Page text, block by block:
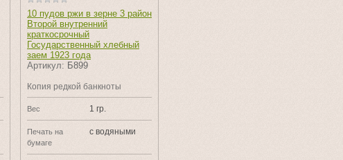
10 пудов ржи в зерне 3 район
Второй внутренний
краткосрочный
Государственный хлебный
заем 1923 года
Артикул: Б899
Копия редкой банкноты
Вес 1 гр.
Печать на
бумаге
с водяными